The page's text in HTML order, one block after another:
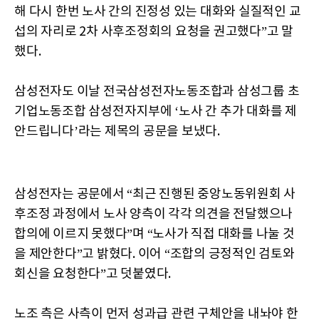
해 다시 한번 노사 간의 진정성 있는 대화와 실질적인 교
섭의 자리로 2차 사후조정회의 요청을 권고했다”고 말
했다.
삼성전자도 이날 전국삼성전자노동조합과 삼성그룹 초
기업노동조합 삼성전자지부에 ‘노사 간 추가 대화를 제
안드립니다’라는 제목의 공문을 보냈다.
삼성전자는 공문에서 “최근 진행된 중앙노동위원회 사
후조정 과정에서 노사 양측이 각각 의견을 전달했으나
합의에 이르지 못했다”며 “노사가 직접 대화를 나눌 것
을 제안한다”고 밝혔다. 이어 “조합의 긍정적인 검토와
회신을 요청한다”고 덧붙였다.
노조 측은 사측이 먼저 성과급 관련 구체안을 내놔야 한